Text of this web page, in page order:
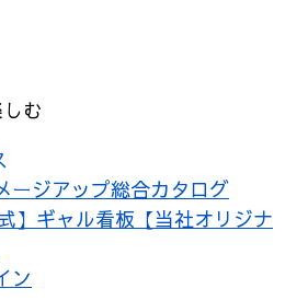
む
ージアップ総合カタログ
式】ギャル看板【当社オリジナ
ン